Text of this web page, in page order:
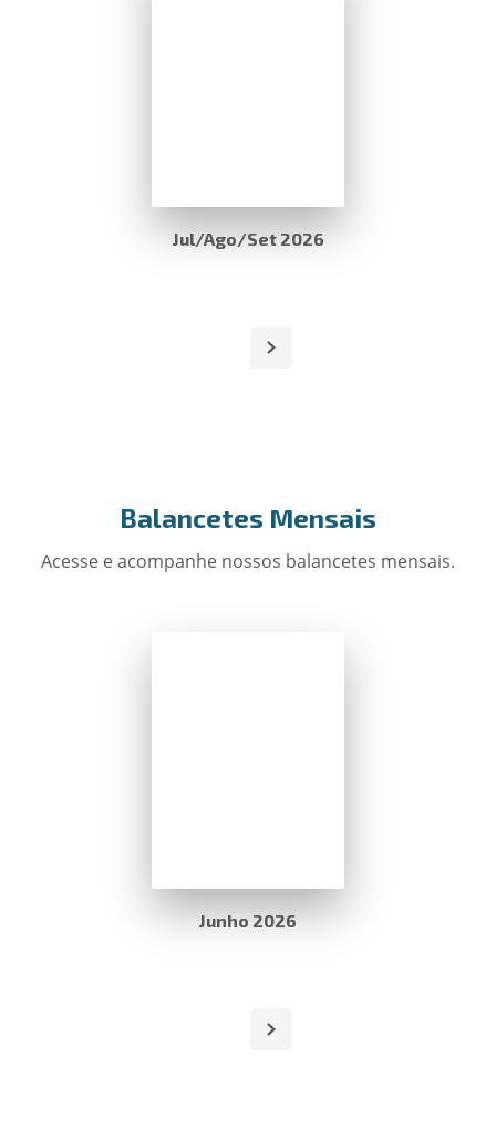
Jul/Ago/Set 2026
Balancetes Mensais
Acesse e acompanhe nossos balancetes mensais.
Junho 2026